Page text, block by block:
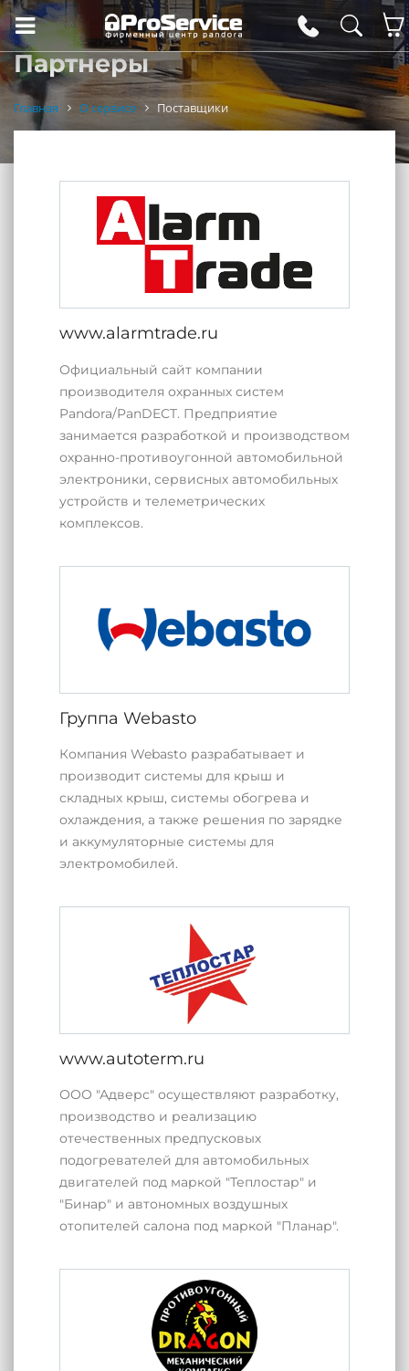
Партнеры
Главная О сервисе Поставщики
www.alarmtrade.ru
Официальный сайт компании
производителя охранных систем
Pandora/PanDECT. Предприятие
занимается разработкой и производством
охранно-противоугонной автомобильной
электроники, сервисных автомобильных
устройств и телеметрических
комплексов.
Группа Webasto
Компания Webasto разрабатывает и
производит системы для крыш и
складных крыш, системы обогрева и
охлаждения, а также решения по зарядке
и аккумуляторные системы для
электромобилей.
www.autoterm.ru
ООО "Адверс" осуществляют разработку,
производство и реализацию
отечественных предпусковых
подогревателей для автомобильных
двигателей под маркой "Теплостар" и
"Бинар" и автономных воздушных
отопителей салона под маркой "Планар".